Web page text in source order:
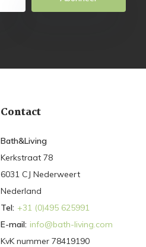
Contact
Bath&Living
Kerkstraat 78
6031 CJ Nederweert
Nederland
Tel: +31 (0)495 625991
E-mail: info@bath-living.com
KvK nummer 78419190